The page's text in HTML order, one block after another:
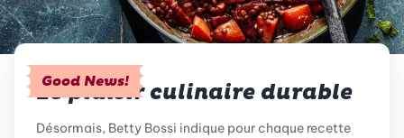
Good News!
Le plaisir culinaire durable
Désormais, Betty Bossi indique pour chaque recette